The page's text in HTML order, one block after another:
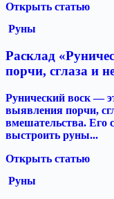
Открыть статью
Руны
Расклад
порчи, сглаза и
Рунический воск —
выявления порчи,
вмешательства. Его
выстроить руны...
Открыть статью
Руны